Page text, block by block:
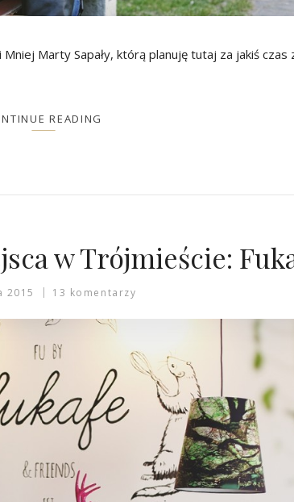
Marty Sapały, którą planuję tutaj za jakiś czas
READING
w Trójmieście:
2015 13 komentarzy